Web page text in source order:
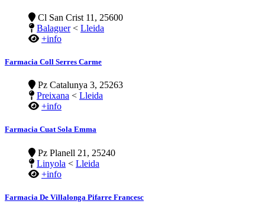
Cl San Crist 11, 25600
Balaguer< Lleida
+info
Farmacia Coll Serres Carme
Pz Catalunya 3, 25263
Preixana < Lleida
+info
Farmacia Cuat Sola Emma
Pz Planell 21, 25240
Linyola < Lleida
+info
Farmacia De Villalonga Pifarre Francesc